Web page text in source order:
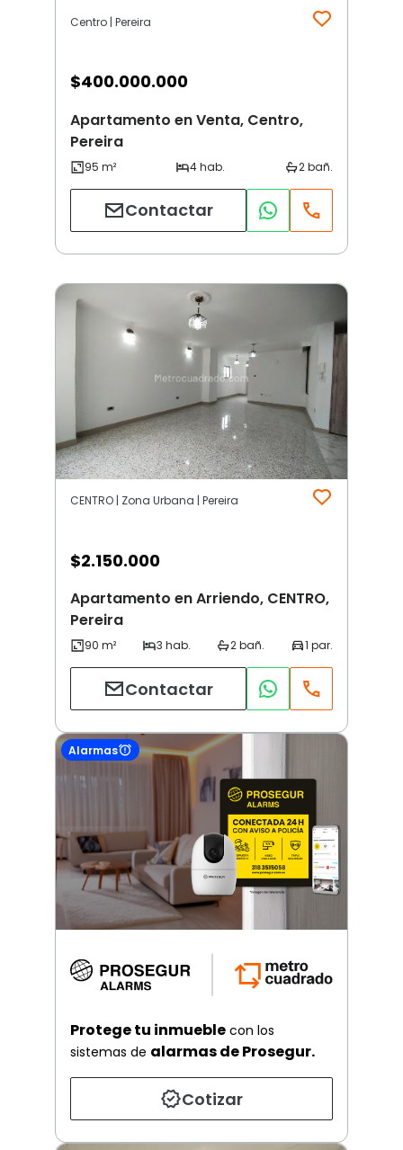
Centro | Pereira
$400.000.000
Apartamento en Venta, Centro,
Pereira
Contactar
CENTRO | Zona Urbana | Pereira
$2.150.000
Apartamento en Arriendo, CENTRO,
Pereira
Contactar
Alarmas
Protege tu inmueble con los
sistemas de alarmas de Prosegur.
Cotizar